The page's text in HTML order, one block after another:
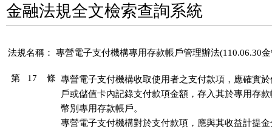
金融法規全文檢索查詢系統
法規名稱： 專營電子支付機構專用存款帳戶管理辦法(110.06.30
第 17 條 專營電子支付機構收取使用者之支付款項，應確實
戶或儲值卡內記錄支付款項金額，存入其於專用存
幣別專用存款帳戶。
專營電子支付機構對於支付款項，應與其收益計提